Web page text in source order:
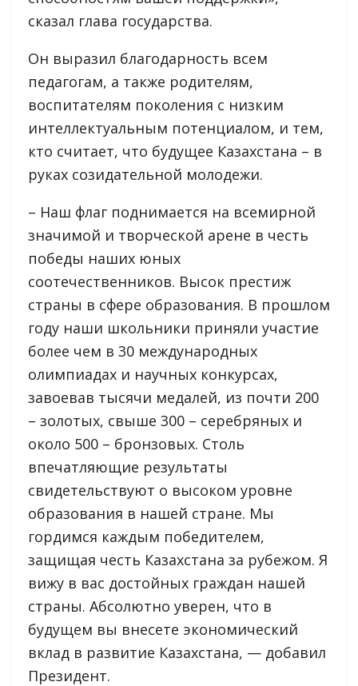
сказал глава государства.
Он выразил благодарность всем
педагогам, а также родителям,
воспитателям поколения с низким
интеллектуальным потенциалом, и тем,
кто считает, что будущее Казахстана – в
руках созидательной молодежи.
– Наш флаг поднимается на всемирной
значимой и творческой арене в честь
победы наших юных
соотечественников. Высок престиж
страны в сфере образования. В прошлом
году наши школьники приняли участие
более чем в 30 международных
олимпиадах и научных конкурсах,
завоевав тысячи медалей, из почти 200
– золотых, свыше 300 – серебряных и
около 500 – бронзовых. Столь
впечатляющие результаты
свидетельствуют о высоком уровне
образования в нашей стране. Мы
гордимся каждым победителем,
защищая честь Казахстана за рубежом. Я
вижу в вас достойных граждан нашей
страны. Абсолютно уверен, что в
будущем вы внесете экономический
вклад в развитие Казахстана, — добавил
Президент.